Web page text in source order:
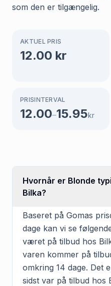
som den er tilgængelig.
AKTUEL PRIS
12.00 kr
PRISINTERVAL
12.00–15.95kr
Hvornår er Blonde
Bilka?
Baseret på Gomas
dage kan vi se
været på tilbud hos
varen kommer på
omkring 14 dage. Det
sidst var på tilbud hos